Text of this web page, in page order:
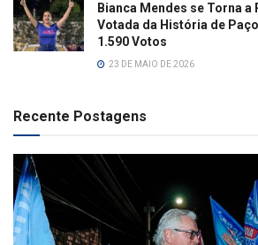
Bianca Mendes se Torna
Votada da História de
1.590 Votos
23 DE MAIO DE 2026
Recente Postagens